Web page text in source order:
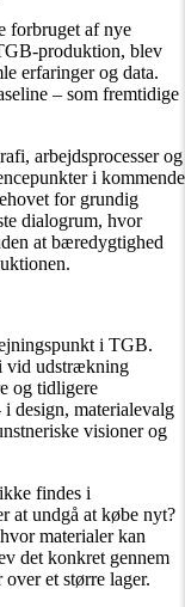
forbruget af nye
produktion, blev
erfaringer og data.
– som fremtidige
arbejdsprocesser og
i kommende
for grundig
dialogrum, hvor
at bæredygtighed
i TGB.
vid udstrækning
og tidligere
design, materialevalg
visioner og
findes i
at undgå at købe nyt?
materialer kan
det konkret gennem
et større lager.